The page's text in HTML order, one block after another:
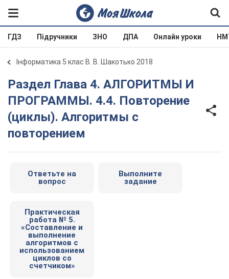
ГДЗ Підручники ЗНО ДПА Онлайн уроки
Інформатика 5 клас В. В. Шакотько 2018
Раздел Глава 4. АЛГОРИТМЫ И
ПРОГРАММЫ. 4.4. Повторение
(циклы). Алгоритмы с
повторением
Ответьте на
вопрос
Выполните
задание
Практическая
работа № 5.
«Составление и
выполнение
алгоритмов с
использованием
циклов со
счетчиком»